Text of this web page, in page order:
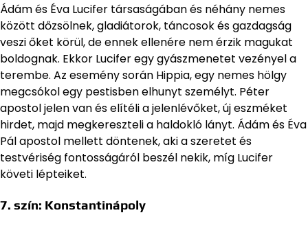
Ádám és Éva Lucifer társaságában és néhány nemes
között dőzsölnek, gladiátorok, táncosok és gazdagság
veszi őket körül, de ennek ellenére nem érzik magukat
boldognak. Ekkor Lucifer egy gyászmenetet vezényel a
terembe. Az esemény során Hippia, egy nemes hölgy
megcsókol egy pestisben elhunyt személyt. Péter
apostol jelen van és elítéli a jelenlévőket, új eszméket
hirdet, majd megkereszteli a haldokló lányt. Ádám és Éva
Pál apostol mellett döntenek, aki a szeretet és
testvériség fontosságáról beszél nekik, míg Lucifer
követi lépteiket.
7. szín: Konstantinápoly